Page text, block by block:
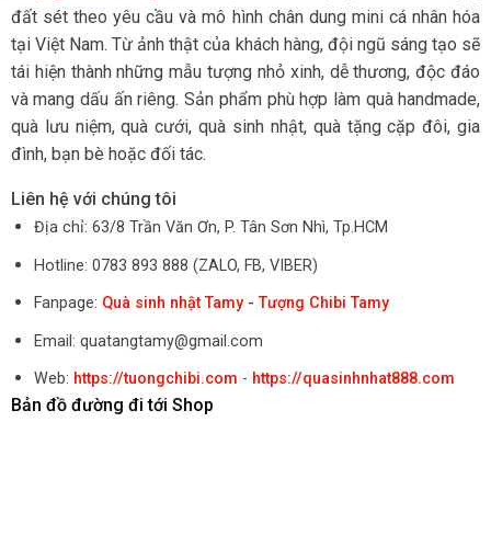
đất sét theo yêu cầu và mô hình chân dung mini cá nhân hóa
tại Việt Nam. Từ ảnh thật của khách hàng, đội ngũ sáng tạo sẽ
tái hiện thành những mẫu tượng nhỏ xinh, dễ thương, độc đáo
và mang dấu ấn riêng. Sản phẩm phù hợp làm quà handmade,
quà lưu niệm, quà cưới, quà sinh nhật, quà tặng cặp đôi, gia
đình, bạn bè hoặc đối tác.
Liên hệ với chúng tôi
Địa chỉ: 63/8 Trần Văn Ơn, P. Tân Sơn Nhì, Tp.HCM
Hotline: 0783 893 888 (ZALO, FB, VIBER)
Fanpage: Quà sinh nhật Tamy-Tượng Chibi Tamy
Email: quatangtamy@gmail.com
Web: https://tuongchibi.com - https://quasinhnhat888.com
Bản đồ đường đi tới Shop